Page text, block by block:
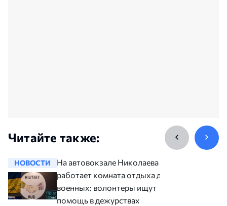
Читайте также:
НОВОСТИ
На автовокзале Николаева
работает комната отдыха для
военных: волонтеры ищут
помощь в дежурствах